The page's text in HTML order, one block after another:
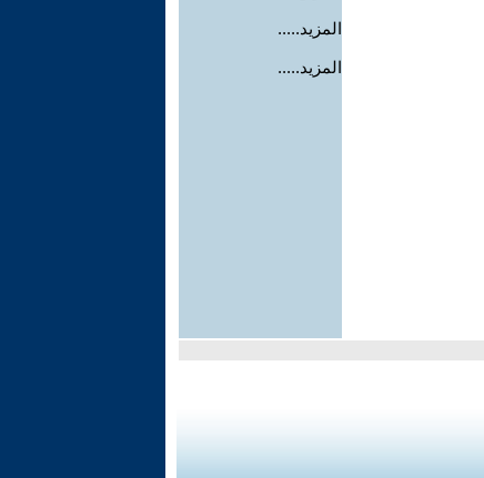
المزيد.....
المزيد.....